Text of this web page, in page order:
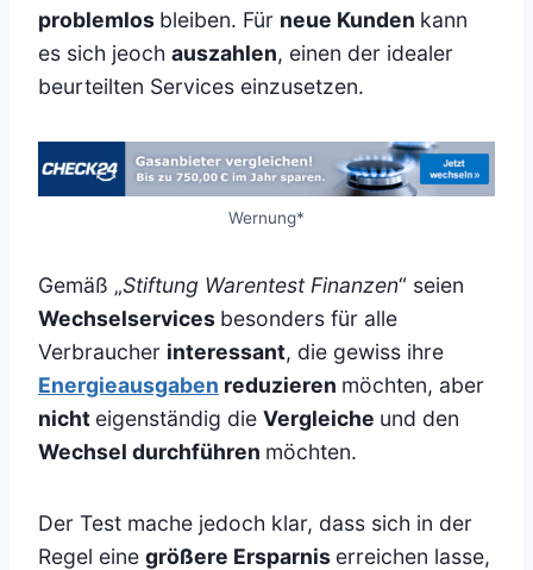
problemlos bleiben. Für neue Kunden kann
es sich jeoch auszahlen, einen der idealer
beurteilten Services einzusetzen.
Wernung*
Gemäß „Stiftung Warentest Finanzen“ seien
Wechselservices besonders für alle
Verbraucher interessant, die gewiss ihre
Energieausgaben reduzieren möchten, aber
nicht eigenständig die Vergleiche und den
Wechsel durchführen möchten.
Der Test mache jedoch klar, dass sich in der
Regel eine größere Ersparnis erreichen lasse,